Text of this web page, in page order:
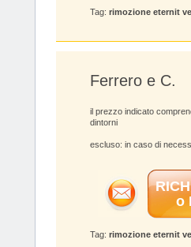
Tag: rimozione eternit
Ferrero e C.
il prezzo indicato
dintorni
escluso: in caso di
o
Tag: rimozione eternit